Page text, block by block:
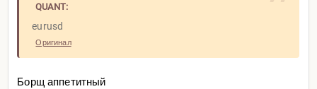
QUANT:
eurusd
Оригинал
Борщ аппетитный